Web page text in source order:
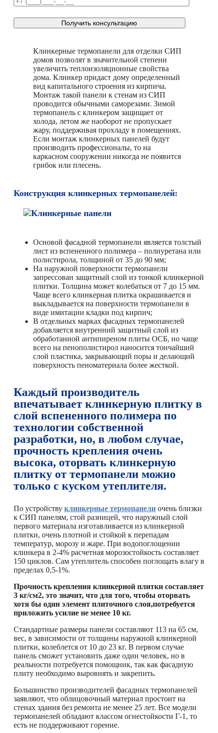
Клинкерные термопанели для отделки СИП
домов позволят в значительной степени
увеличить теплоизоляционные свойства
дома. Клинкер придаст дому определенный
вид капитального строения из кирпича.
Монтаж такой панели к стенам из СИП
проводится обычными саморезами. Зимой
термопанель с клинкером защищает от
холода, летом же наоборот не пропускает
жару, поддерживая прохладу в помещениях.
Если монтаж клинкерных панелей будут
производить профессионалы, то на
каркасном сооружении никогда не появится
грибок или плесень.
Конструкция клинкерных термопанелей:
Основой фасадной термопанели является толстый
лист из вспененного полимера – полиуретана или
полистирола, толщиной от 35 до 90 мм;
На наружной поверхности термопанели
запрессован защитный слой из тонкой клинкерной
плитки. Толщина может колебаться от 7 до 15 мм.
Чаще всего клинкерная плитка окрашивается и
выкладывается на поверхности термопанели в
виде имитации кладки под кирпич;
В отдельных марках фасадных термопанелей
добавляется внутренний защитный слой из
обработанной антипиреном плиты ОСБ, но чаще
всего на пенополистирол наносится тончайший
слой пластика, закрывающий поры и делающий
поверхность пеноматериала более жесткой.
Каждый производитель
впечатывает клинкерную плитку в
слой вспененного полимера по
технологии собственной
разработки, но, в любом случае,
прочность крепления очень
высока, оторвать клинкерную
плитку от термопанели можно
только с куском утеплителя.
По устройству клинкерные термопанели очень близки
к СИП панелям, стой разницей, что наружный слой
первого материала изготавливается из клинкерной
плитки, очень плотной и стойкой к перепадам
температур, морозу и жаре. При водопоглощении
клинкера в 2-4% расчетная морозостойкость составляет
150 циклов. Сам утеплитель способен поглощать влагу в
пределах 0,5-1%.
Прочность крепления клинкерной плитки составляет
3 кг/см2, это значит, что для того, чтобы оторвать
хотя бы один элемент плиточного слоя,потребуется
приложить усилие не менее 10 кг.
Стандартные размеры панели составляют 113 на 65 см,
вес, в зависимости от толщины наружной клинкерной
плитки, колеблется от 10 до 23 кг. В первом случае
панель сможет установить даже один человек, но в
реальности потребуется помощник, так как фасадную
плиту необходимо выровнять и закрепить.
Большинство производителей фасадных термопанелей
заявляют, что облицовочный материал простоит на
стенах здания без ремонта не менее 25 лет. Все модели
термопанелей обладают классом огнестойкости Г-1, то
есть не поддерживают горение.